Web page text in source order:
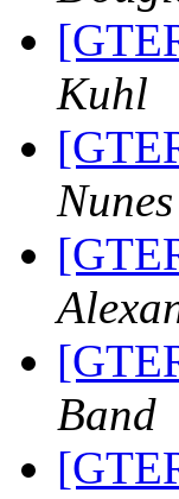
Kuhl
Nunes
Band